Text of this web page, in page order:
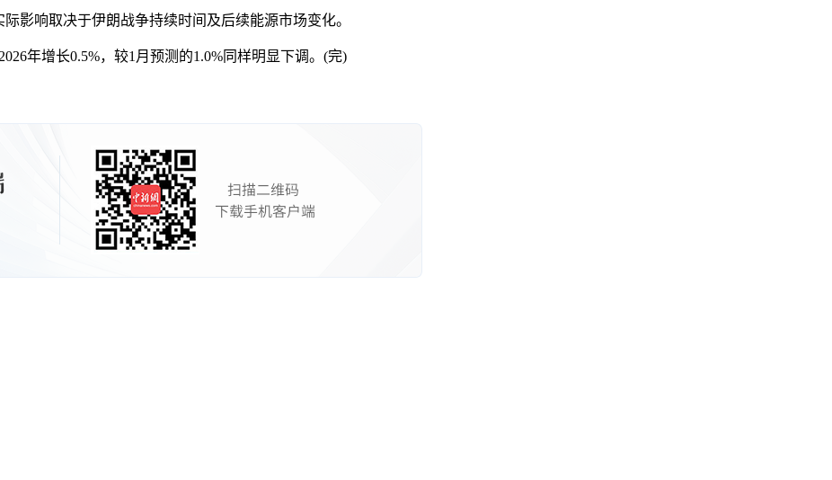
响取决于伊朗战争持续时间及后续能源市场变化。
年增长0.5%，较1月预测的1.0%同样明显下调。(完)